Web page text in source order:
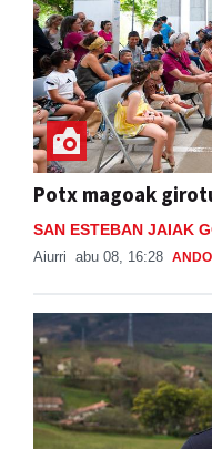
Potx magoak
SAN ESTEBAN JAIAK
Aiurri abu 08, 16:28